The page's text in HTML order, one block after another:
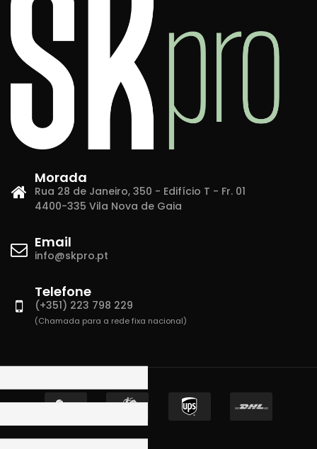
Morada
Rua 28 de Janeiro, 350 - Edifício T - Fr. 01
4400-335 Vila Nova de Gaia
Email
info@skpro.pt
Telefone
(+351) 223 798 229
(Chamada para a rede fixa nacional)